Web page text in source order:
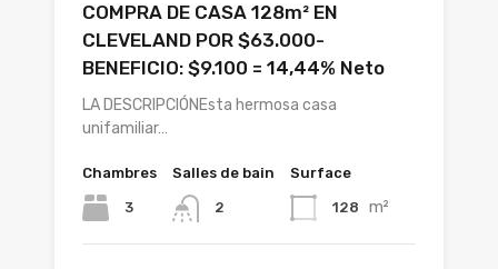
COMPRA DE CASA 128m² EN
CLEVELAND POR $63.000-
BENEFICIO: $9.100 = 14,44% Neto
LA DESCRIPCIÓNEsta hermosa casa
unifamiliar…
Chambres
3
Salles de bain
2
Surface
128 m²